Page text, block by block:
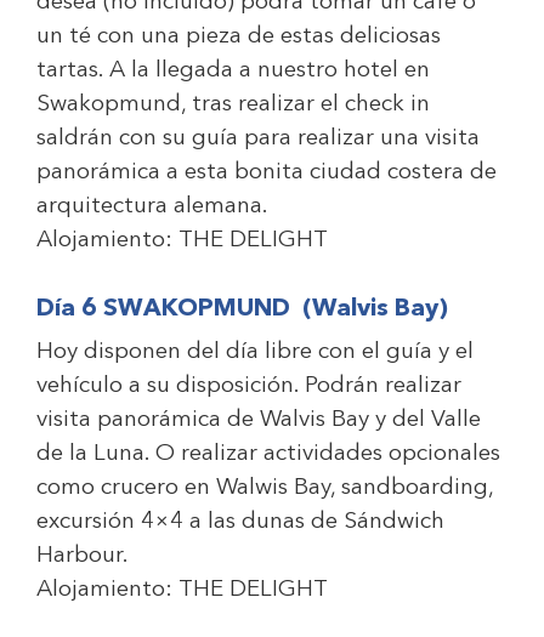
un té con una pieza de estas deliciosas
tartas. A la llegada a nuestro hotel en
Swakopmund, tras realizar el check in
saldrán con su guía para realizar una visita
panorámica a esta bonita ciudad costera de
arquitectura alemana.
Alojamiento:
THE DELIGHT
Día 6 SWAKOPMUND (Walvis Bay)
Hoy disponen del día libre con el guía y el
vehículo a su disposición. Podrán realizar
visita panorámica de Walvis Bay y del Valle
de la Luna. O realizar actividades opcionales
como crucero en Walwis Bay, sandboarding,
excursión 4×4 a las dunas de Sándwich
Harbour.
Alojamiento:
THE DELIGHT